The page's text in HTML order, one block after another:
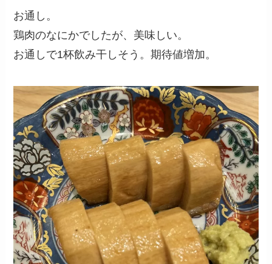
お通し。
鶏肉のなにかでしたが、美味しい。
お通しで1杯飲み干しそう。期待値増加。